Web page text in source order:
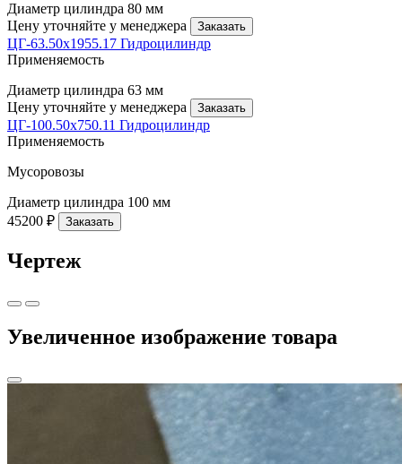
Диаметр цилиндра 80 мм
Цену уточняйте у менеджера
Заказать
ЦГ-63.50х1955.17 Гидроцилиндр
Применяемость
Диаметр цилиндра 63 мм
Цену уточняйте у менеджера
Заказать
ЦГ-100.50х750.11 Гидроцилиндр
Применяемость
Мусоровозы
Диаметр цилиндра 100 мм
45200 ₽
Заказать
Чертеж
Увеличенное изображение товара